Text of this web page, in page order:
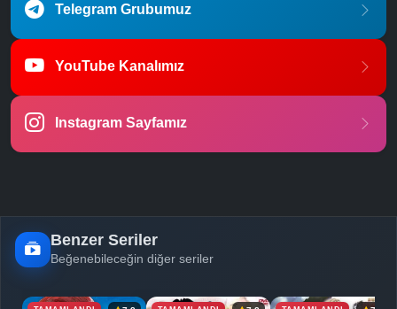
Telegram Grubumuz
YouTube Kanalımız
Instagram Sayfamız
Benzer Seriler
Beğenebileceğin diğer seriler